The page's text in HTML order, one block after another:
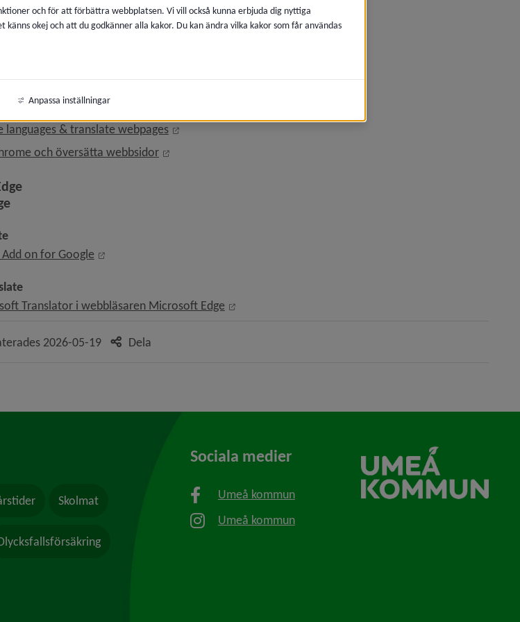
for translation in different web browsers
languages & translate webpages
Länk till annan webbplats, öppnas i nytt fönster.
och översätta webbsidor
Länk till annan webbplats, öppnas i nytt fönster.
on for Google
Länk till annan webbplats, öppnas i nytt fönster.
Translator i webbläsaren Microsoft Edge
Länk till annan webbplats, öppnas i nytt fönster.
2026-05-19 Dela
Skolmat
Sociala medier
Umeå kommun
Umeå kommun
och för att förbättra webbplatsen. Vi vill också kunna erbjuda dig nyttiga
okej och att du godkänner alla kakor. Du kan ändra vilka kakor som får användas
Anpassa inställningar